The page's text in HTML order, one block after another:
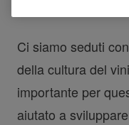
Ci siamo seduti
della cultura del
importante per
aiutato a